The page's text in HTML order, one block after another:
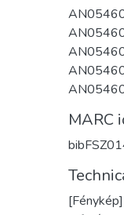
MARC
[Fénykép]